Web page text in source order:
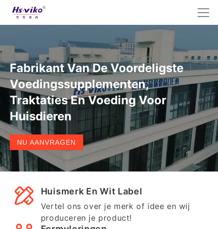
Fabrikant Van De Voordeligste
Voedingssupplementen,
Traktaties En Voeding Voor
Huisdieren
NU AANVRAGEN
Huismerk En Wit Label
Vertel ons over je merk of idee en wij
produceren je product!